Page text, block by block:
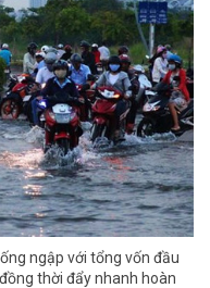
ngập với tổng vốn đầu
thời đẩy nhanh hoàn